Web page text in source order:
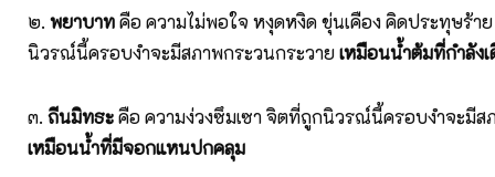
๒. พยาบาทคือ ความไม่พอใจ หงุดหงิด ขุ่นเคือง คิดประทุษร้า
นิวรณ์นี้ครอบงำจะมีสภาพกระวนกระวายเหมือนน้ำต้มที่กำลัง
๓. ถีนมิทธะคือ ความง่วงซึมเซา จิตที่ถูกนิวรณ์นี้ครอบงำจะมีส
เหมือนน้ำที่มีจอกแหนปกคลุม